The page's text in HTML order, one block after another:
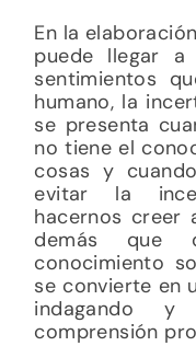
En la
puede llegar
sentimientos
humano, la
se presenta
no tiene el
cosas y
evitar la
hacernos creer
demás que
conocimiento
se convierte en
indagando y
comprensión